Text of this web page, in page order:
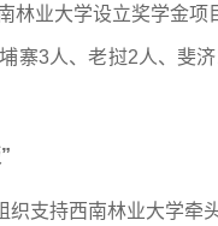
林业大学设立奖学金
寨3人、老挝2人、斐
支持西南林业大学牵